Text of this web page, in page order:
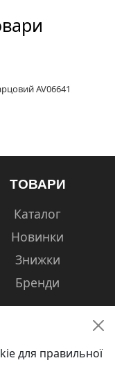
AV06641
ТОВАРИ
Каталог
Новинки
Знижки
Бренди
для правильної